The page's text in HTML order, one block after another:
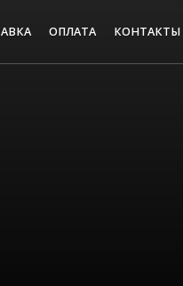
ОПЛАТА КОНТАКТЫ